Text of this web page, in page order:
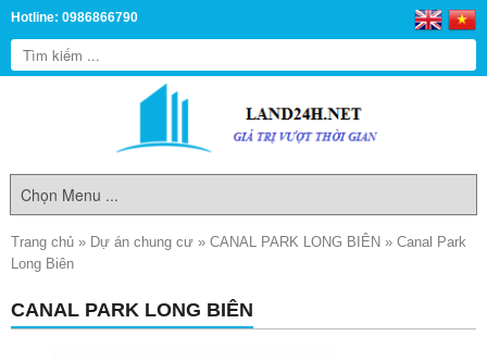
Hotline: 0986866790
Trang chủ » Dự án chung cư » CANAL PARK LONG BIÊN » Canal Park
Long Biên
CANAL PARK LONG BIÊN